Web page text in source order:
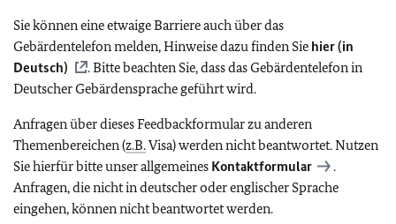
Sie können eine etwaige Barriere auch über das
Gebärdentelefon melden, Hinweise dazu finden Sie hier (in
Deutsch)
. Bitte beachten Sie, dass das Gebärdentelefon in
Deutscher Gebärdensprache geführt wird.
Anfragen über dieses Feedbackformular zu anderen
Themenbereichen (z.B.Visa) werden nicht beantwortet. Nutzen
Sie hierfür bitte unser allgemeines Kontaktformular
.
Anfragen, die nicht in deutscher oder englischer Sprache
eingehen, können nicht beantwortet werden.